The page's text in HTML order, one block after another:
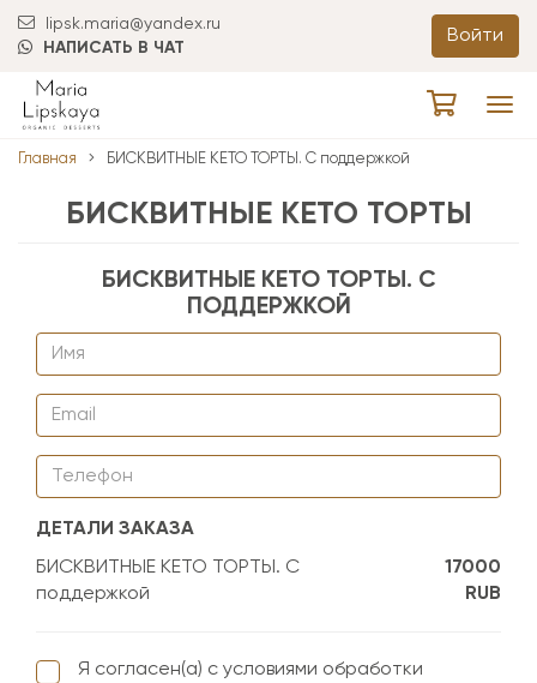
lipsk.maria@yandex.ru
НАПИСАТЬ В ЧАТ
Войти
Главная БИСКВИТНЫЕ КЕТО ТОРТЫ. С поддержкой
БИСКВИТНЫЕ КЕТО ТОРТЫ
БИСКВИТНЫЕ КЕТО ТОРТЫ. С
ПОДДЕРЖКОЙ
ДЕТАЛИ ЗАКАЗА
БИСКВИТНЫЕ КЕТО ТОРТЫ. С
поддержкой
17000
RUB
Я согласен(а) с условиями обработки